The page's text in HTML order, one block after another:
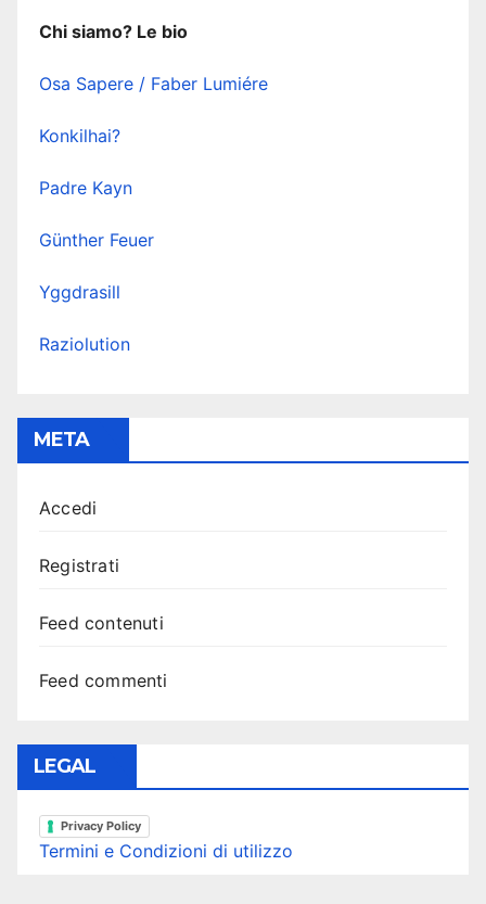
Chi siamo? Le bio
Osa Sapere / Faber Lumiére
Konkilhai?
Padre Kayn
Günther Feuer
Yggdrasill
Raziolution
META
Accedi
Registrati
Feed contenuti
Feed commenti
LEGAL
Privacy Policy
Termini e Condizioni di utilizzo